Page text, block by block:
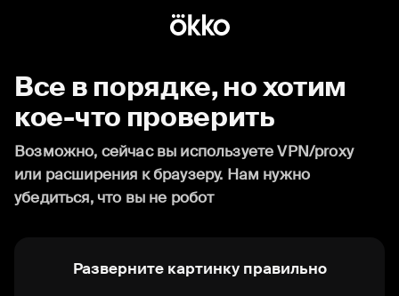
Все в порядке, но хотим
кое-что проверить
Возможно, сейчас вы используете VPN/proxy
или расширения к браузеру. Нам нужно
убедиться, что вы не робот
Разверните картинку правильно